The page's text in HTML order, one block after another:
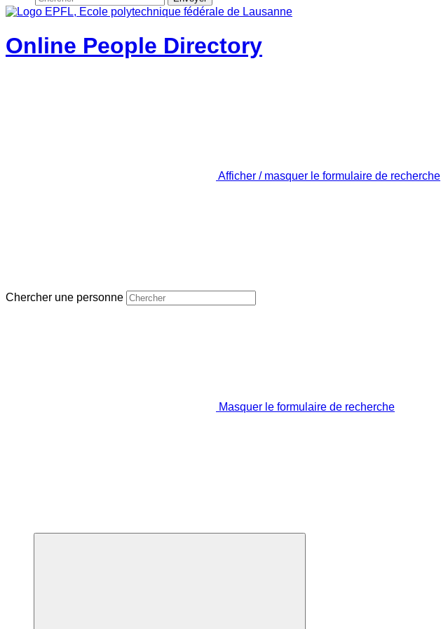
Online People Directory
Afficher / masquer le formulaire de recherche
Chercher une personne
Masquer le formulaire de recherche